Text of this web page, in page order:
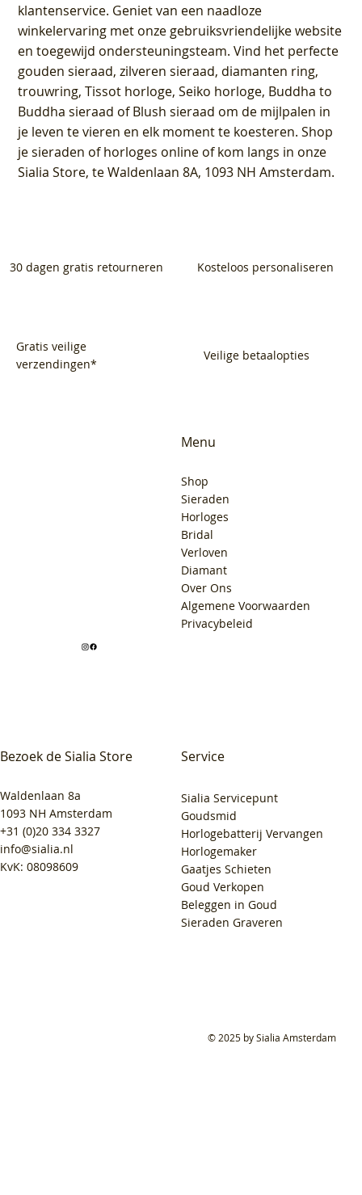
klantenservice. Geniet van een naadloze
winkelervaring met onze gebruiksvriendelijke website
en toegewijd ondersteuningsteam. Vind het perfecte
gouden sieraad, zilveren sieraad, diamanten ring,
trouwring, Tissot horloge, Seiko horloge, Buddha to
Buddha sieraad of Blush sieraad om de mijlpalen in
je leven te vieren en elk moment te koesteren. Shop
je sieraden of horloges online of kom langs in onze
Sialia Store, te Waldenlaan 8A, 1093 NH Amsterdam.
30 dagen gratis retourneren Kosteloos personaliseren
Gratis veilige
verzendingen*
Veilige betaalopties
Bezoek de Sialia Store
Waldenlaan 8a
1093 NH Amsterdam
+31 (0)20 334 3327
info@sialia.nl
KvK: 08098609
Menu
Shop
Sieraden
Horloges
Bridal
Verloven
Diamant
Over Ons
Algemene Voorwaarden
Privacybeleid
Service
Sialia Servicepunt
Goudsmid
Horlogebatterij Vervangen
Horlogemaker
Gaatjes Schieten
Goud Verkopen
Beleggen in Goud
Sieraden Graveren
© 2025 by Sialia Amsterdam